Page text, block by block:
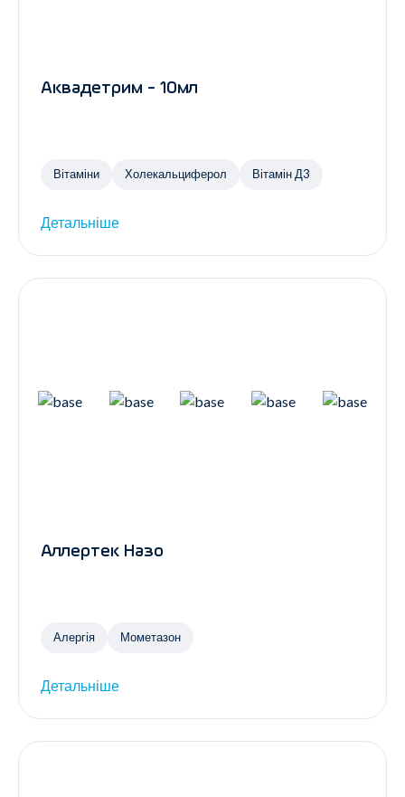
Аквадетрим - 10мл
Вітаміни Холекальциферол Вітамін Д3
Детальніше
Аллертек Назо
Алергія Мометазон
Детальніше